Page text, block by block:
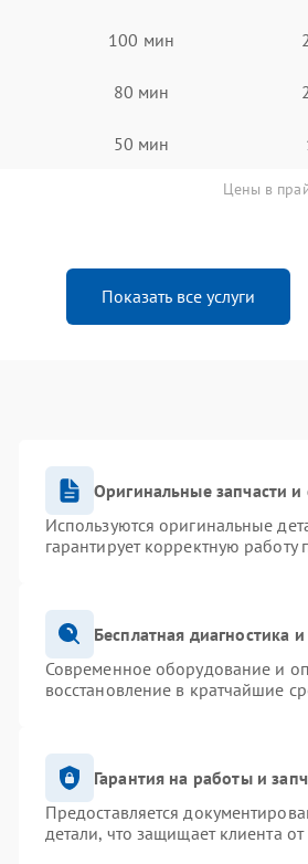
100 мин
80 мин
50 мин
Цены в
Показать все услуги
Оригинальные запчасти
Используются оригинальные
гарантирует корректную
Бесплатная диагностика
Современное оборудование и
восстановление в кратчайшие
Гарантия на работы и
Предоставляется
детали, что защищает клиента